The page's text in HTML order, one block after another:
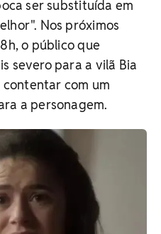
ser substituída em
Nos próximos
o público que
severo para a vilã Bia
com um
a personagem.